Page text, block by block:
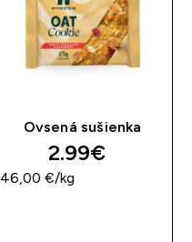
Ovsená sušienka
2.99€‎
46,00 €‎/kg